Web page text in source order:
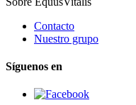
Contacto
Nuestro grupo
Síguenos en